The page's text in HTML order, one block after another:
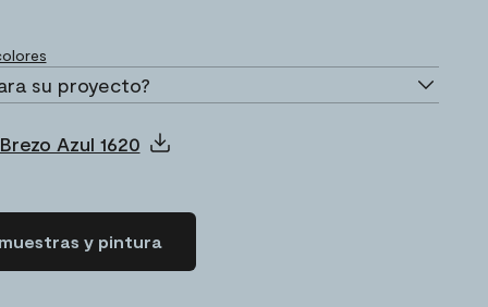
su proyecto?
Azul 1620
y pintura